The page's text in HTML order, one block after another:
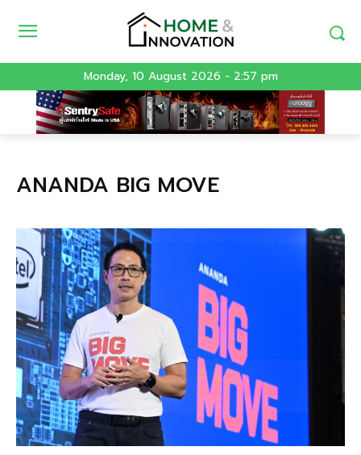
Monday, 10 August 2026 - 2:57 pm
ANANDA BIG MOVE